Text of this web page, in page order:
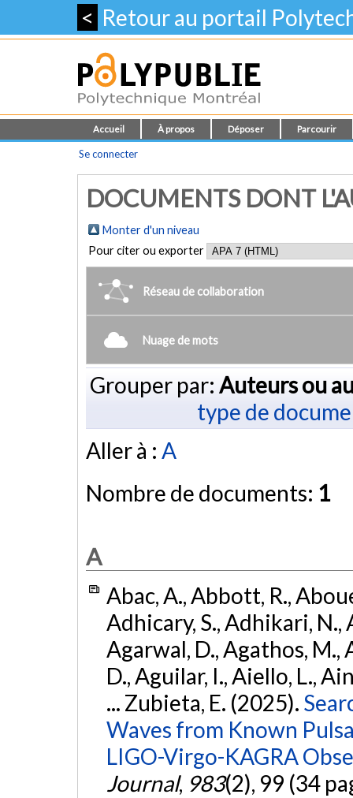
< Retour au portail
Accueil À propos Déposer Parcourir
Se connecter
DOCUMENTS DONT
Monter d'un niveau
Pour citer ou exporter
Réseau de collaboration
Nuage de mots
Grouper par: Auteurs ou
type de
Aller à : A
Nombre de documents: 1
A
Abac, A., Abbott, R.,
Adhicary, S., Adhikari, N.,
Agarwal, D., Agathos, M.,
D., Aguilar, I., Aiello, L.,
... Zubieta, E. (2025).
Waves from Known
LIGO-Virgo-KAGRA
Journal, 983(2), 99 (34